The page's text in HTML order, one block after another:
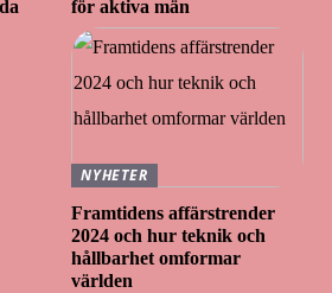
för aktiva män
NYHETER
Framtidens affärstrender
2024 och hur teknik och
hållbarhet omformar
världen